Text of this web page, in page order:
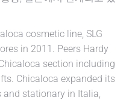
cosmetic line, SLG
in 2011. Peers Hardy
section including
Chicaloca expanded its
and stationary in Italia,